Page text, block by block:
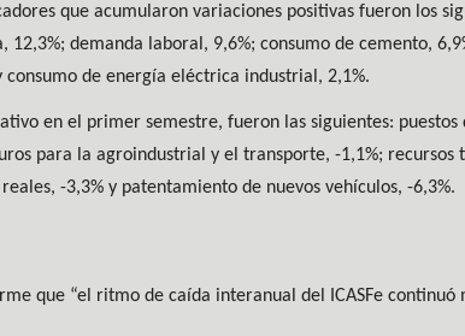
que acumularon variaciones positivas fueron los
demanda laboral, 9,6%; consumo de cemento,
de energía eléctrica industrial, 2,1%.
en el primer semestre, fueron las siguientes:
para la agroindustrial y el transporte, -1,1%; recursos
-3,3% y patentamiento de nuevos vehículos, -6,3%.
que “el ritmo de caída interanual del ICASFe continuó